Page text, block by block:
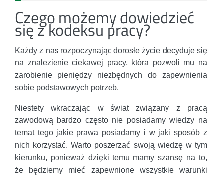
Czego możemy dowiedzieć
się z kodeksu pracy?
Każdy z nas rozpoczynając dorosłe życie decyduje się
na znalezienie ciekawej pracy, która pozwoli mu na
zarobienie pieniędzy niezbędnych do zapewnienia
sobie podstawowych potrzeb.
Niestety wkraczając w świat związany z pracą
zawodową bardzo często nie posiadamy wiedzy na
temat tego jakie prawa posiadamy i w jaki sposób z
nich korzystać. Warto poszerzać swoją wiedzę w tym
kierunku, ponieważ dzięki temu mamy szansę na to,
że będziemy mieć zapewnione wszystkie warunki